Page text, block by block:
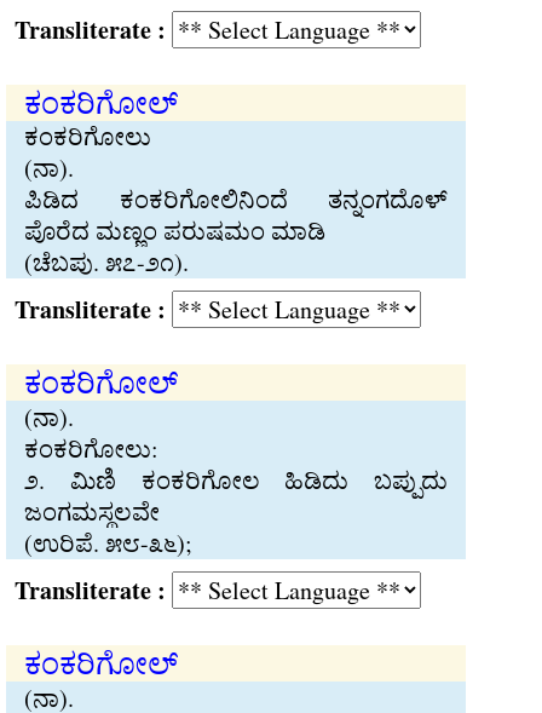
:
ಕಂಕರಿಗೋಲ್
ಕಂಕರಿಗೋಲು
(ನಾ).
ಪಿಡಿದ ಕಂಕರಿಗೋಲಿನಿಂದೆ ತನ‍್ನಂಗದೊಳ್
ಪೊರೆದ ಮಣ‍್ಣಂ ಪರುಷಮಂ ಮಾಡಿ
(ಚೆಬಪು. ೫೭-೨೧).
:
ಕಂಕರಿಗೋಲ್
(ನಾ).
ಕಂಕರಿಗೋಲು:
೨. ಮಿಣಿ ಕಂಕರಿಗೋಲ ಹಿಡಿದು ಬಪ‍್ಪುದು
ಜಂಗಮಸ‍್ಥಲವೇ
(ಉರಿಪೆ. ೫೮-೩೬);
:
ಕಂಕರಿಗೋಲ್
(ನಾ).